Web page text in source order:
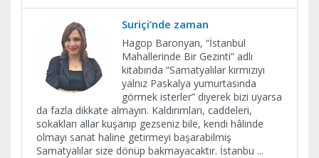
Suriçi’nde zaman
Hagop Baronyan, “İstanbul
Mahallerinde Bir Gezinti” adlı
kitabında “Samatyalılar kırmızıyı
yalnız Paskalya yumurtasında
görmek isterler” diyerek bizi uyarsa
da fazla dikkate almayın. Kaldırımları, caddeleri,
sokakları allar kuşanıp gezseniz bile, kendi hâlinde
olmayı sanat haline getirmeyi başarabilmiş
Samatyalılar size dönüp bakmayacaktır. İstanbu ...